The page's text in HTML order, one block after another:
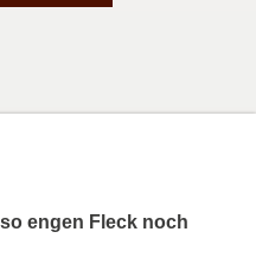
engen Fleck noch